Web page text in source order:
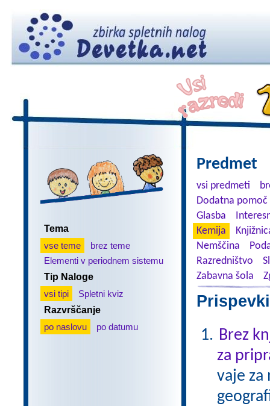
Tema
vse teme
brez teme
Elementi v periodnem sistemu
Tip Naloge
vsi tipi
Spletni kviz
Razvrščanje
po naslovu
po datumu
Predmet
vsi predmeti
Dodatna
Glasba
Kemija
Nemščina
Razredništvo
Zabavna šola
Brez
za
vaje za